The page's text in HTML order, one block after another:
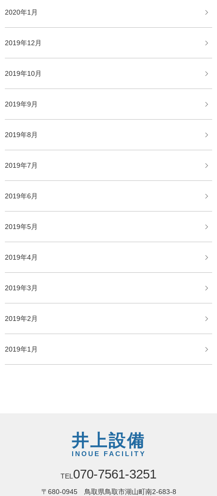
2020年1月
2019年12月
2019年10月
2019年9月
2019年8月
2019年7月
2019年6月
2019年5月
2019年4月
2019年3月
2019年2月
2019年1月
井上設備
INOUE FACILITY
TEL 070-7561-3251
〒680-0945 鳥取県鳥取市湖山町南2-683-8